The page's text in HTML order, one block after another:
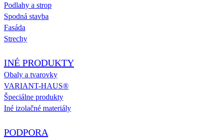
Podlahy a strop
Spodná stavba
Fasáda
Strechy
INÉ PRODUKTY
Obaly a tvarovky
VARIANT-HAUS®
Špeciálne produkty
Iné izolačné materiály
PODPORA